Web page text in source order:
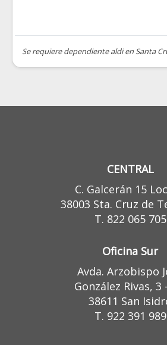
Se requiere dependiente aldi en Santa
CENTRAL
C. Galcerán 15
38003 Sta. Cruz de
T. 822 065 705
Oficina Sur
Avda. Arzobispo
González Rivas, 3
38611 San
T. 922 391 989